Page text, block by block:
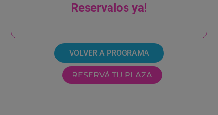
Reservalos ya!
VOLVER A PROGRAMA
RESERVÁ TU PLAZA